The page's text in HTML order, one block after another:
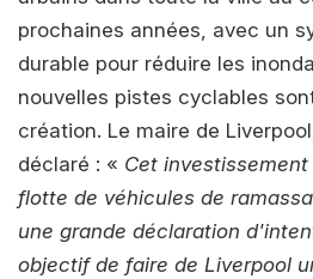
prochaines années, avec un
durable pour réduire les
nouvelles pistes cyclables
création. Le maire de
déclaré : « Cet
flotte de véhicules de
une grande déclaration
objectif de faire de Liverpool